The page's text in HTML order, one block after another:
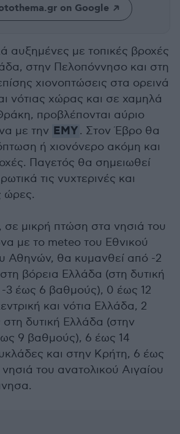
on Google
αυξημένες με τοπικές βροχές
στην Πελοπόννησο και στη
χιονοπτώσεις στα ορεινά
νότιας χώρας και σε χαμηλά
προβλέπονται αύριο
με την ΕΜΥ. Στον Έβρο θα
ή χιονόνερο ακόμη και
Παγετός θα σημειωθεί
τις νυχτερινές και
ώρες.
μικρή πτώση στα νησιά του
με το meteo του Εθνικού
Αθηνών, θα κυμανθεί από -2
βόρεια Ελλάδα (στη δυτική
3 έως 6 βαθμούς), 0 έως 12
και νότια Ελλάδα, 2
δυτική Ελλάδα (στην
9 βαθμούς), 6 έως 14
και στην Κρήτη, 6 έως
του ανατολικού Αιγαίου